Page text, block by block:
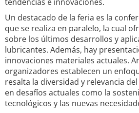
Un destacado de la feria es la
que se realiza en paralelo, la cual
sobre los últimos desarrollos y
lubricantes. Además, hay
innovaciones materiales actuales.
organizadores establecen un
resalta la diversidad y relevancia
en desafíos actuales como la
tecnológicos y las nuevas